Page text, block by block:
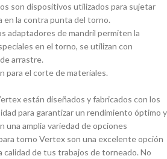
son dispositivos utilizados para sujetar
en la contra punta del torno.
adaptadores de mandril permiten la
en el torno, se utilizan con
arrastre.
para el corte de materiales.
están diseñados y fabricados con los
para garantizar un rendimiento óptimo y
una amplia variedad de opciones
torno Vertex son una excelente opción
calidad de tus trabajos de torneado. No